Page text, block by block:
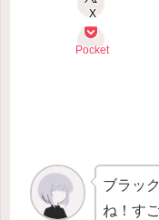
X
Pocket
ブラッ
ね！す